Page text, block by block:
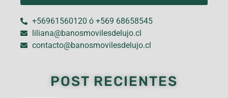
+56961560120 ó +569 68658545
liliana@banosmovilesdelujo.cl
contacto@banosmovilesdelujo.cl
POST RECIENTES